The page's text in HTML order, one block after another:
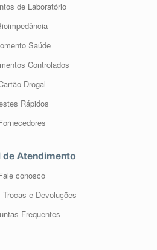
de Laboratório
Saúde
Controlados
Drogal
Rápidos
de Atendimento
conosco
Trocas e Devoluções
Frequentes